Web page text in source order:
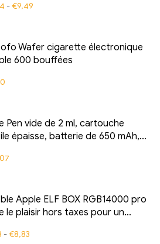
et BLUEBERRY WATERMELON, E-
-€9,49
Wafer cigarette électronique
600 bouffées
Pen vide de 2 ml, cartouche
épaisse, batterie de 650 mAh,
Apple ELF BOX RGB14000 pro
le plaisir hors taxes pour un
-€8,83